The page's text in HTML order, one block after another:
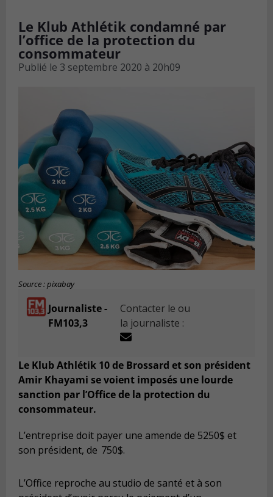
Le Klub Athlétik condamné par
l’office de la protection du
consommateur
Publié le 3 septembre 2020 à 20h09
Source : pixabay
Journaliste -
FM103,3
Contacter le ou
la journaliste :
Le Klub Athlétik 10 de Brossard et son président
Amir Khayami se voient imposés une lourde
sanction par l’Office de la protection du
consommateur.
L’entreprise doit payer une amende de 5250$ et
son président, de 750$.
L’Office reproche au studio de santé et à son